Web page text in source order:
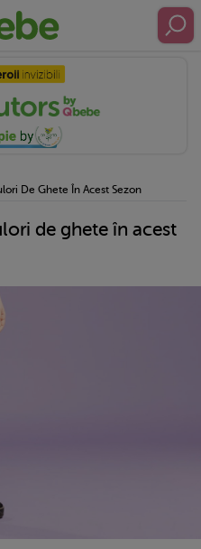
De Ghete În Acest Sezon
de ghete în acest